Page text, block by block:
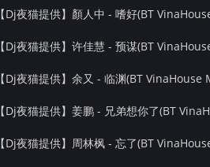
【Dj夜猫提供】顏人中 - 嗜好(BT
【Dj夜猫提供】许佳慧 - 预谋(BT
【Dj夜猫提供】余又 - 临渊(BT VinaHouse
【Dj夜猫提供】姜鹏 - 兄弟想你了(BT
【Dj夜猫提供】周林枫 - 忘了(BT